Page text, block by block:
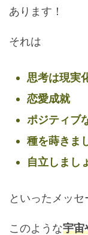
あります！
それは
思考は現実
恋愛成就
ポジティブ
種を蒔きま
自立しまし
といったメッセ
このような宇宙